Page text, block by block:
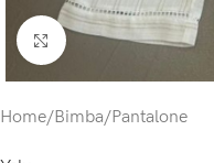
Click to enlarge
Home/Bimba/Pantalone